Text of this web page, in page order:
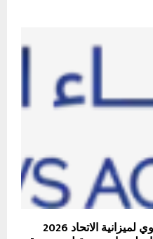
وزارة المالية تصدر الكتاب السنوي لميزانية الاتحاد 2026